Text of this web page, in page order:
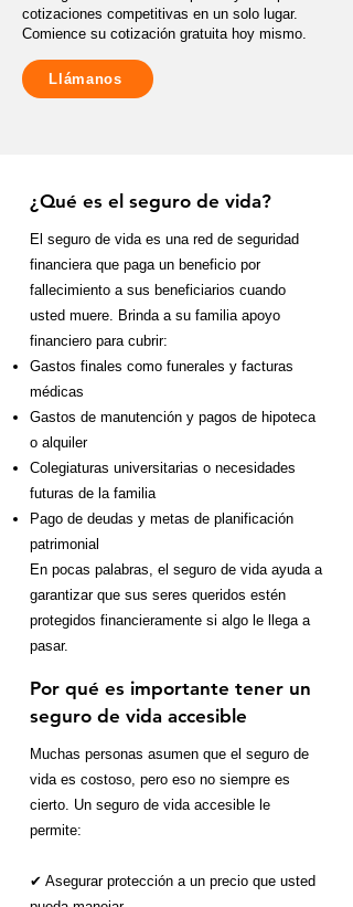
cotizaciones competitivas en un solo lugar.
Comience su cotización gratuita hoy mismo.
Llámanos
¿Qué es el seguro de vida?
El seguro de vida es una red de seguridad
financiera que paga un beneficio por
fallecimiento a sus beneficiarios cuando
usted muere. Brinda a su familia apoyo
financiero para cubrir:
Gastos finales como funerales y facturas
médicas
Gastos de manutención y pagos de hipoteca
o alquiler
Colegiaturas universitarias o necesidades
futuras de la familia
Pago de deudas y metas de planificación
patrimonial
En pocas palabras, el seguro de vida ayuda a
garantizar que sus seres queridos estén
protegidos financieramente si algo le llega a
pasar.
Por qué es importante tener un
seguro de vida accesible
Muchas personas asumen que el seguro de
vida es costoso, pero eso no siempre es
cierto. Un seguro de vida accesible le
permite:
✔ Asegurar protección a un precio que usted